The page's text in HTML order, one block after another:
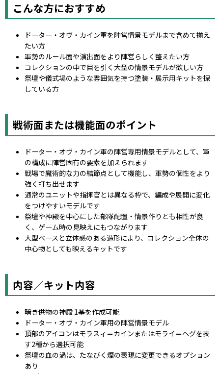
こんな方におすすめ
ドーター・オヴ・カイン軍を陣営情景モデルまで含めて揃え
たい方
軍勢のルール面や演出面をより陣営らしく整えたい方
コレクションの中で目を引く大型の情景モデルが欲しい方
祭壇や儀式場のような雰囲気を持つ塗装・展示用キットを探
している方
戦術面または機能面のポイント
ドーター・オヴ・カイン軍の陣営専用情景モデルとして、軍
の構成に陣営固有の要素を加えられます
戦場で魔術的な力の結節点として機能し、軍勢の個性をより
強く打ち出せます
通常のユニットや指揮官とは異なる枠で、編成や展開に変化
をつけやすいモデルです
祭壇や神殿を中心にした部隊配置・情景作りとも相性が良
く、ゲーム時の見映えにもつながります
大型ベースと立体感のある造形により、コレクション全体の
中心物としても映えるキットです
内容／キット内容
暗き供物の神殿 1基を作成可能
ドーター・オヴ・カイン軍用の陣営情景モデル
頂部のアイコンはモラスィ＝カインまたはモライ＝ヘグを表
す2種から選択可能
祭壇の血の渦は、たなびく煙の表現に変更できるオプション
あり